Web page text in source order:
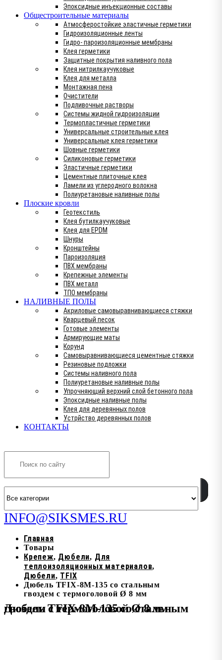
Эпоксидные инъекционные составы
Общестроительные материалы
Атмосферостойкие эластичные герметики
Гидроизоляционные ленты
Гидро- пароизоляционные мембраны
Клея герметики
Защитные покрытия наливного пола
Клея нитрилкаучуковые
Клея для металла
Монтажная пена
Очистители
Подливочные растворы
Системы жидной гидроизоляции
Термопластичные герметики
Универсальные строительные клея
Универсальные клея герметики
Шовные герметики
Силиконовые герметики
Эластичные герметики
Цементные плиточные клея
Ламели из углеродного волокна
Полиуретановые наливные полы
Плоские кровли
Геотекстиль
Клея бутилкаучуковые
Клея для EPDM
Шнуры
Кронштейны
Пароизоляция
ПВХ мембраны
Крепежные элементы
ПВХ металл
ТПО мембраны
НАЛИВНЫЕ ПОЛЫ
Акриловые самовыравнивающиеся стяжки
Кварцевый песок
Готовые элементы
Армирующие маты
Корунд
Самовыравнивающиеся цементные стяжки
Резиновые подложки
Системы наливного пола
Полиуретановые наливные полы
Упрочняющий верхний слой бетонного пола
Эпоксидные наливные полы
Клея для деревянных полов
Устрйство деревянных полов
КОНТАКТЫ
INFO@SIKSMES.RU
Главная
Товары
Крепеж, Дюбели, Для
теплоизоляционных материалов,
Дюбели, TFIX
Дюбель TFIX-8M-135 со стальным
гвоздем с термоголовой Ø 8 мм
Дюбель TFIX-8M-135 со стальным гвоздем с термоголовой Ø 8 мм